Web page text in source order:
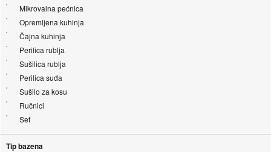
Mikrovalna pećnica
Opremljena kuhinja
Čajna kuhinja
Perilica rublja
Sušilica rublja
Perilica suđa
Sušilo za kosu
Ručnici
Sef
Tip bazena